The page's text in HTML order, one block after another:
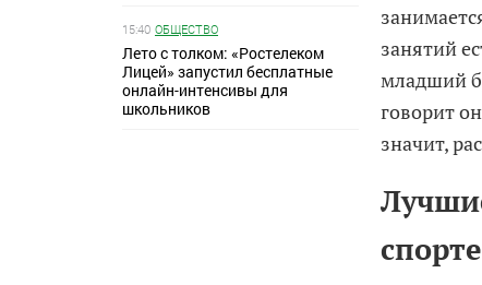
15:40 ОБЩЕСТВО
Лето с толком: «Ростелеком
Лицей» запустил бесплатные
онлайн-интенсивы для
школьников
занятий
младший
говорит
значит,
спорте